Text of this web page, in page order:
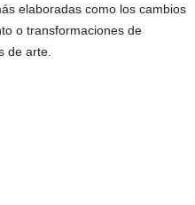
elaboradas como los cambios
o transformaciones de
de arte.